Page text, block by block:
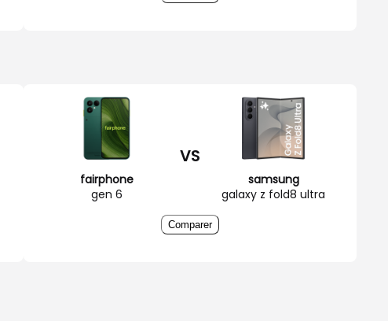
fairphone
gen 6
VS
samsung
galaxy z fold8 ultra
Comparer